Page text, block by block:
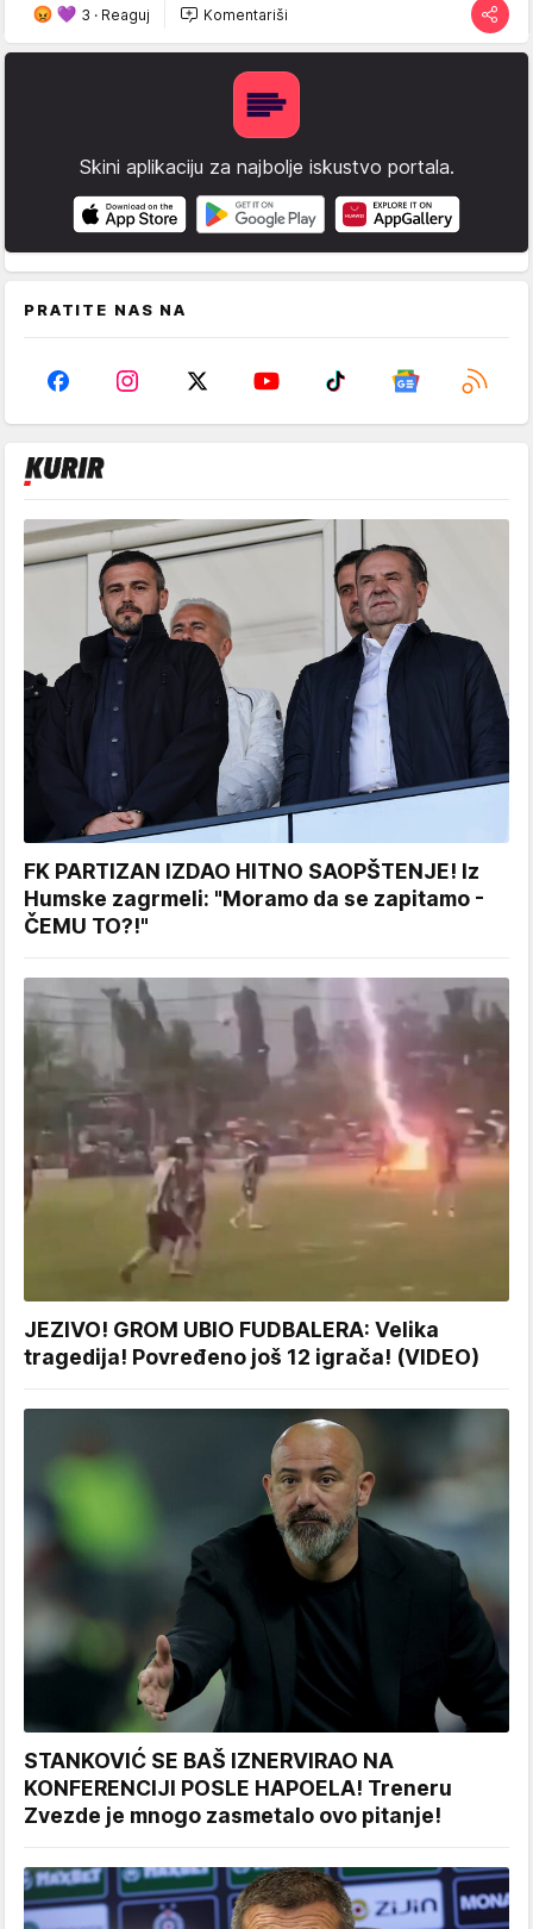
3 · Reaguj Komentariši
Skini aplikaciju za najbolje iskustvo portala.
PRATITE NAS NA
FK PARTIZAN IZDAO HITNO SAOPŠTENJE! Iz
Humske zagrmeli: "Moramo da se zapitamo -
ČEMU TO?!"
JEZIVO! GROM UBIO FUDBALERA: Velika
tragedija! Povređeno još 12 igrača! (VIDEO)
STANKOVIĆ SE BAŠ IZNERVIRAO NA
KONFERENCIJI POSLE HAPOELA! Treneru
Zvezde je mnogo zasmetalo ovo pitanje!